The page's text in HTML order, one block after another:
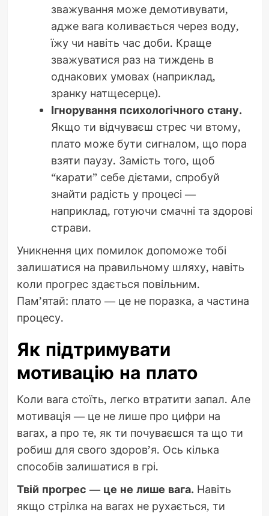
зважування може демотивувати,
адже вага коливається через воду,
їжу чи навіть час доби. Краще
зважуватися раз на тиждень в
однакових умовах (наприклад,
зранку натщесерце).
Ігнорування психологічного стану.
Якщо ти відчуваєш стрес чи втому,
плато може бути сигналом, що пора
взяти паузу. Замість того, щоб
“карати” себе дієтами, спробуй
знайти радість у процесі —
наприклад, готуючи смачні та здорові
страви.
Уникнення цих помилок допоможе тобі
залишатися на правильному шляху, навіть
коли прогрес здається повільним.
Пам’ятай: плато — це не поразка, а частина
процесу.
Як підтримувати
мотивацію на плато
Коли вага стоїть, легко втратити запал. Але
мотивація — це не лише про цифри на
вагах, а про те, як ти почуваєшся та що ти
робиш для свого здоров’я. Ось кілька
способів залишатися в грі.
Твій прогрес — це не лише вага. Навіть
якщо стрілка на вагах не рухається, ти